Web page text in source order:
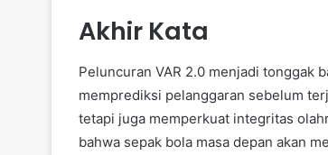
Akhir Kata
Peluncuran VAR 2.0 menjadi tonggak
memprediksi pelanggaran sebelum
tetapi juga memperkuat integritas
bahwa sepak bola masa depan akan